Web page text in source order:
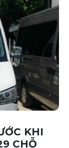
KHI
CHỖ